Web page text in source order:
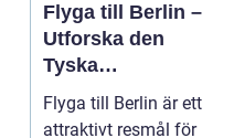
Flyga till Berlin –
Utforska den
Tyska
Huvudstaden på
Nära Håll
Flyga till Berlin är ett
attraktivt resmål för